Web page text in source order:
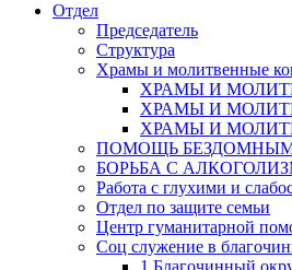
Отдел
Председатель
Структура
Храмы и молитвенные
ХРАМЫ И
ХРАМЫ И
ХРАМЫ И
ПОМОЩЬ
БОРЬБА С
Работа с глухими и
Отдел по защите семьи
Центр гуманитарной
Соц служение в